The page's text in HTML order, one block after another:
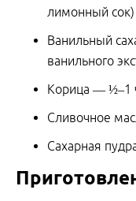
лимонный сок)
Ванильный
ванильного
Корица — ½–1
Сливочное
Сахарная